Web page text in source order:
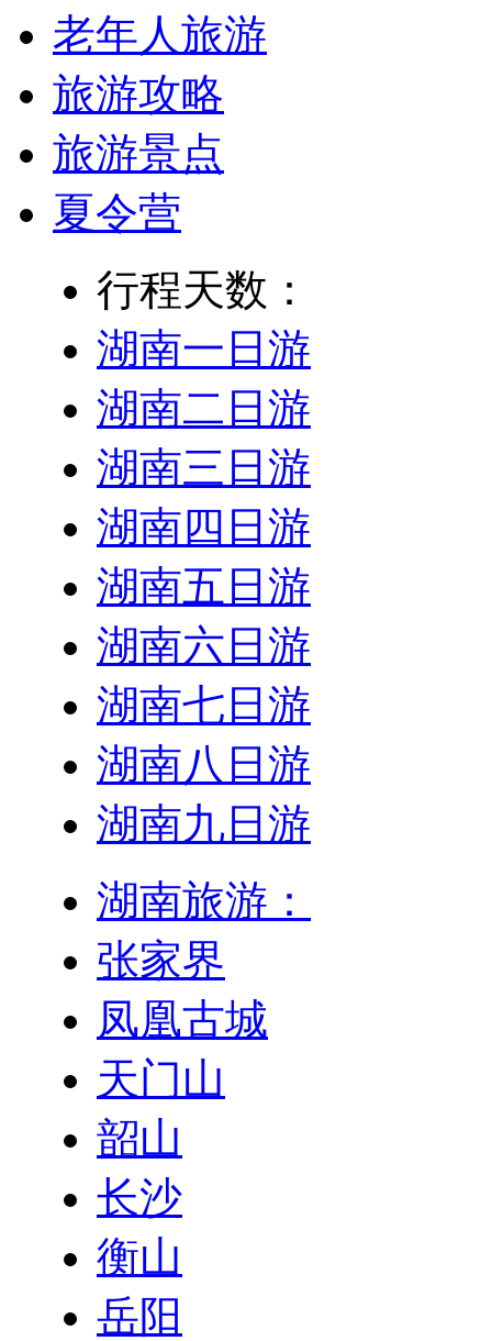
老年人旅游
旅游攻略
旅游景点
夏令营
行程天数：
湖南一日游
湖南二日游
湖南三日游
湖南四日游
湖南五日游
湖南六日游
湖南七日游
湖南八日游
湖南九日游
湖南旅游：
张家界
凤凰古城
天门山
韶山
长沙
衡山
岳阳